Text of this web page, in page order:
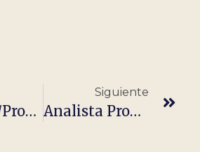
Analista/Programador Springboot
Siguiente
Analista Programador BI/Power BI (100% Remoto)